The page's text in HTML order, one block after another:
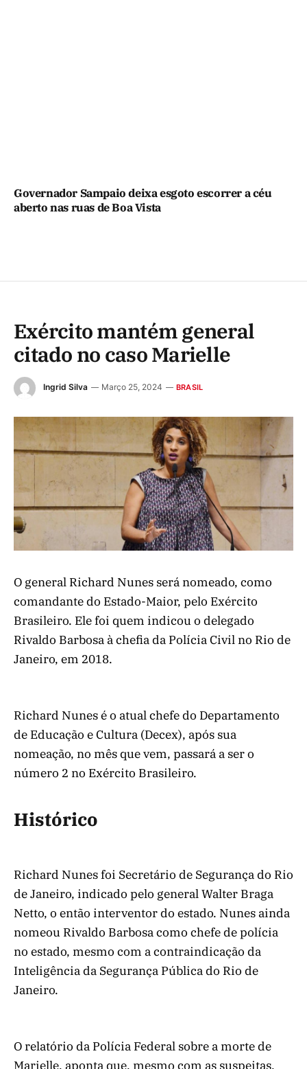
Governador Sampaio deixa esgoto escorrer a céu
aberto nas ruas de Boa Vista
Exército mantém general
citado no caso Marielle
Ingrid Silva Março 25, 2024 BRASIL
O general Richard Nunes será nomeado, como
comandante do Estado-Maior, pelo Exército
Brasileiro. Ele foi quem indicou o delegado
Rivaldo Barbosa à chefia da Polícia Civil no Rio de
Janeiro, em 2018.
Richard Nunes é o atual chefe do Departamento
de Educação e Cultura (Decex), após sua
nomeação, no mês que vem, passará a ser o
número 2 no Exército Brasileiro.
Histórico
Richard Nunes foi Secretário de Segurança do Rio
de Janeiro, indicado pelo general Walter Braga
Netto, o então interventor do estado. Nunes ainda
nomeou Rivaldo Barbosa como chefe de polícia
no estado, mesmo com a contraindicação da
Inteligência da Segurança Pública do Rio de
Janeiro.
O relatório da Polícia Federal sobre a morte de
Marielle, aponta que, mesmo com as suspeitas,